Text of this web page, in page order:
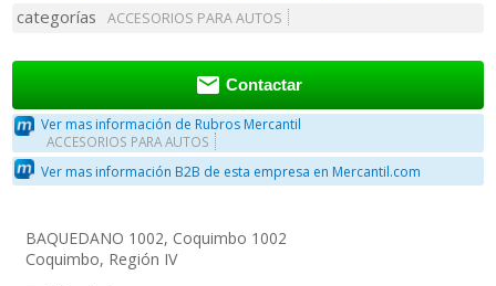
categorías ACCESORIOS PARA AUTOS
 Contactar
Ver mas información de Rubros Mercantil
ACCESORIOS PARA AUTOS
Ver mas información B2B de esta empresa en Mercantil.com
BAQUEDANO 1002, Coquimbo 1002
Coquimbo, Región IV